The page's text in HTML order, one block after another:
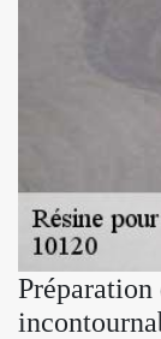
Préparation